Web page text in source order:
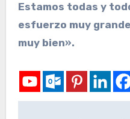
Estamos todas y
esfuerzo muy
muy bien».